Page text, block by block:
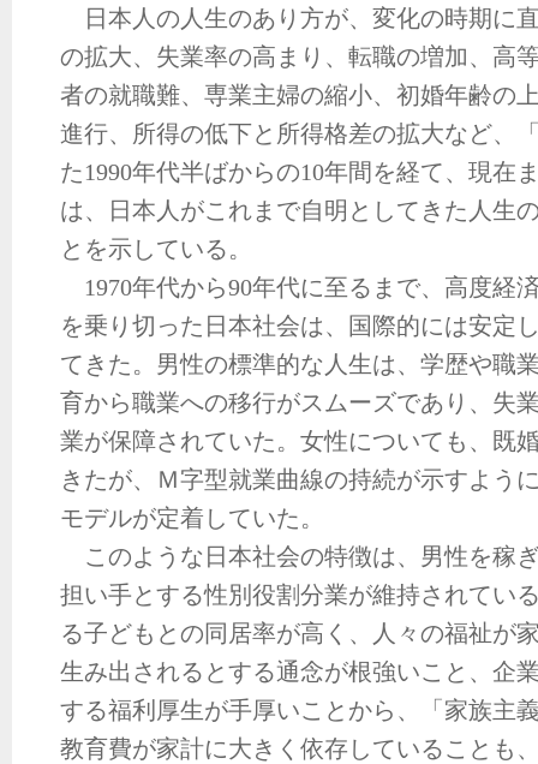
日本人の人生のあり方が、変化の時期に
の拡大、失業率の高まり、転職の増加、高
者の就職難、専業主婦の縮小、初婚年齢の
進行、所得の低下と所得格差の拡大など、
た1990年代半ばからの10年間を経て、現在
は、日本人がこれまで自明としてきた人生
とを示している。
1970年代から90年代に至るまで、高度経
を乗り切った日本社会は、国際的には安定
てきた。男性の標準的な人生は、学歴や職
育から職業への移行がスムーズであり、失
業が保障されていた。女性についても、既
きたが、Ｍ字型就業曲線の持続が示すよう
モデルが定着していた。
このような日本社会の特徴は、男性を稼
担い手とする性別役割分業が維持されてい
る子どもとの同居率が高く、人々の福祉が
生み出されるとする通念が根強いこと、企
する福利厚生が手厚いことから、「家族主
教育費が家計に大きく依存していることも